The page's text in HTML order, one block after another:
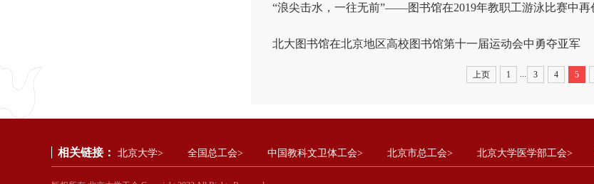
“浪尖击水，一往无前”——图书馆在2019年教职工游泳比赛中再
北大图书馆在北京地区高校图书馆第十一届运动会中勇夺亚军
上页 1 3 4 5
相关链接： 北京大学> 全国总工会> 中国教科文卫体工会> 北京市总工会> 北京大学医学部工会>